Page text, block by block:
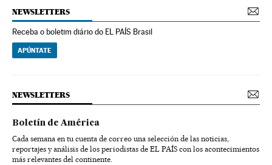
NEWSLETTERS
Receba o boletim diário do EL PAÍS Brasil
APÚNTATE
NEWSLETTERS
Boletín de América
Cada semana en tu cuenta de correo una selección de las noticias,
reportajes y análisis de los periodistas de EL PAÍS con los acontecimientos
más relevantes del continente.